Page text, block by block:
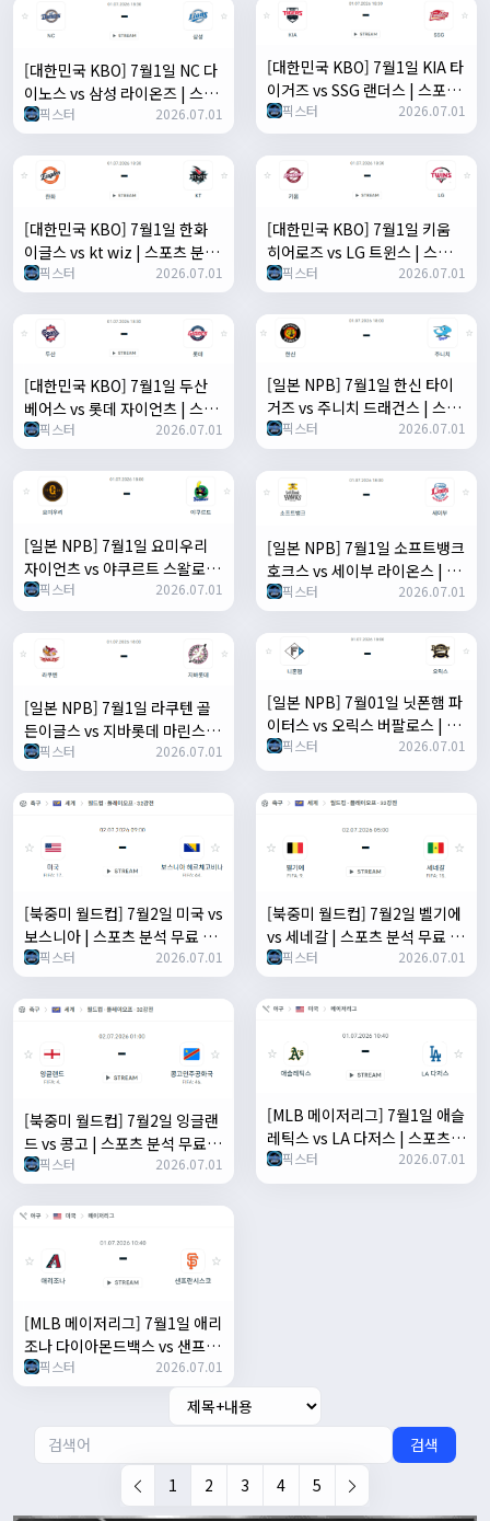
[대한민국 KBO] 7월1일 NC 다
이노스 vs 삼성 라이온즈 | 스포
츠 분석 무료 중계 토친놈
픽스터 2026.07.01
[대한민국 KBO] 7월1일 KIA 타
이거즈 vs SSG 랜더스 | 스포츠
분석 무료 중계 토친놈
픽스터 2026.07.01
[대한민국 KBO] 7월1일 한화
이글스 vs kt wiz | 스포츠 분석
무료 중계 토친놈
픽스터 2026.07.01
[대한민국 KBO] 7월1일 키움
히어로즈 vs LG 트윈스 | 스포츠
분석 무료 중계 토친놈
픽스터 2026.07.01
[대한민국 KBO] 7월1일 두산
베어스 vs 롯데 자이언츠 | 스포
츠 분석 무료 중계 토친놈
픽스터 2026.07.01
[일본 NPB] 7월1일 한신 타이
거즈 vs 주니치 드래건스 | 스포
츠 분석 무료 중계 토친놈
픽스터 2026.07.01
[일본 NPB] 7월1일 요미우리
자이언츠 vs 야쿠르트 스왈로즈
| 스포츠 분석 무료 중계 토친놈
픽스터 2026.07.01
[일본 NPB] 7월1일 소프트뱅크
호크스 vs 세이부 라이온스 | 스
포츠 분석 무료 중계 토친놈
픽스터 2026.07.01
[일본 NPB] 7월1일 라쿠텐 골
든이글스 vs 지바롯데 마린스 |
스포츠 분석 무료 중계 토친놈
픽스터 2026.07.01
[일본 NPB] 7월01일 닛폰햄 파
이터스 vs 오릭스 버팔로스 | 스
포츠 분석 무료 중계 토친놈
픽스터 2026.07.01
[북중미 월드컵] 7월2일 미국 vs
보스니아 | 스포츠 분석 무료 중
계 토친놈
픽스터 2026.07.01
[북중미 월드컵] 7월2일 벨기에
vs 세네갈 | 스포츠 분석 무료 중
계 토친놈
픽스터 2026.07.01
[북중미 월드컵] 7월2일 잉글랜
드 vs 콩고 | 스포츠 분석 무료
중계 토친놈
픽스터 2026.07.01
[MLB 메이저리그] 7월1일 애슬
레틱스 vs LA 다저스 | 스포츠
분석 무료 중계 토친놈
픽스터 2026.07.01
[MLB 메이저리그] 7월1일 애리
조나 다이아몬드백스 vs 샌프란
시스코 자이언츠 | 스포츠 분석
무료 중계 토친놈
픽스터 2026.07.01
검색
1
2 3 4 5